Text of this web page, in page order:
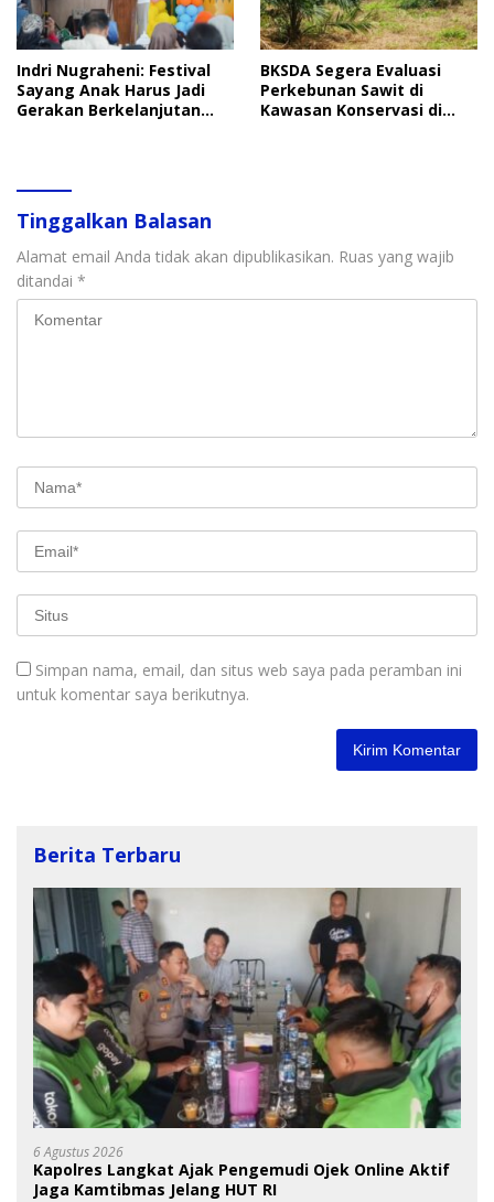
Indri Nugraheni: Festival
Sayang Anak Harus Jadi
Gerakan Berkelanjutan
BKSDA Segera Evaluasi
Perkebunan Sawit di
Kawasan Konservasi di
Tinggalkan Balasan
Alamat email Anda tidak akan dipublikasikan. Ruas yang wajib
ditandai *
Simpan nama, email, dan situs web saya pada peramban ini
untuk komentar saya berikutnya.
Berita Terbaru
6 Agustus 2026
Kapolres Langkat Ajak Pengemudi Ojek Online Aktif
Jaga Kamtibmas Jelang HUT RI